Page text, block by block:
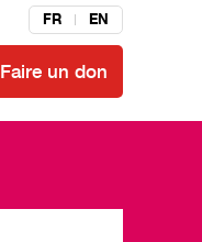
FR EN
Faire un don